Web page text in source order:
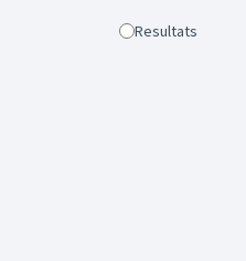
Resultats